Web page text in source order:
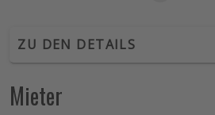
ZU DEN DETAILS
Mieter